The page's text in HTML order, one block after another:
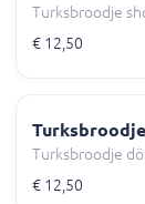
Turksbroodje
€ 12,50
Turksbroodje
€ 12,50